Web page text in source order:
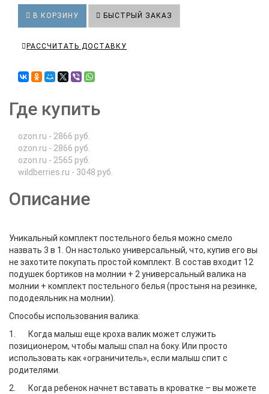
В КОРЗИНУ БЫСТРЫЙ ЗАКАЗ
РАССЧИТАТЬ ДОСТАВКУ
Где купить
ozon.ru - 2866 руб.
ozon.ru - 2866 руб.
ozon.ru - 2565 руб.
wildberries.ru - 3048 руб.
Описание
Уникальный комплект постельного белья можно смело
назвать 3 в 1. Он настолько универсальный, что, купив его вы
не захотите покупать простой комплект. В состав входит 12
подушек бортиков на молнии + 2 универсальный валика на
молнии + комплект постельного белья (простыня на резинке,
пододеяльник на молнии).
Способы использования валика:
1. Когда малыш еще кроха валик может служить
позиционером, чтобы малыш спал на боку. Или просто
использовать как «ограничитель», если малыш спит с
родителями.
2. Когда ребенок начнет вставать в кроватке – вы можете